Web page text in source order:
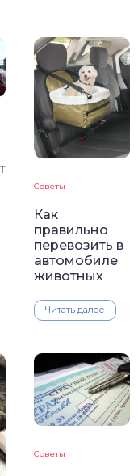
Советы
Как
правильно
перевозить в
автомобиле
животных
Читать далее
Советы